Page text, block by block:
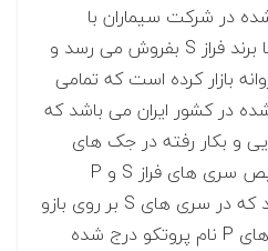
در شرکت سیماران با
قطعات و تجهیزات ایرانی با برند فراز S بفروش می رسد و
بازار کرده است که تمامی
در کشور ایران می باشد که
و بکار رفته در جک های
پروتکو می باشد. راه تشخیص سری های فراز S و P
سیماران بدینگونه می باشد که در سری های S بر روی بازو
ها نام سیماران و در سری های P نام پروتکو درج شده